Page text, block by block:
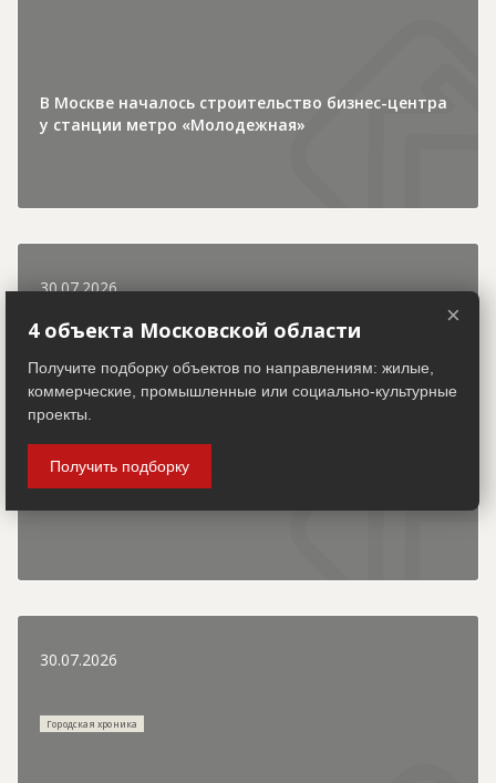
В Москве началось строительство бизнес-центра
у станции метро «Молодежная»
30.07.2026
КПО "Рахья" в Ленобласти откроют в начале 2028
30.07.2026
Городская хроника
×
4 объекта Московской области
Получите подборку объектов по направлениям: жилые,
коммерческие, промышленные или социально-культурные
проекты.
Получить подборку